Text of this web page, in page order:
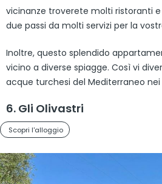
vicinanze troverete molti ristoranti
due passi da molti servizi per la
Inoltre, questo splendido
vicino a diverse spiagge. Così vi
acque turchesi del Mediterraneo
6. Gli Olivastri
Scopri l'alloggio